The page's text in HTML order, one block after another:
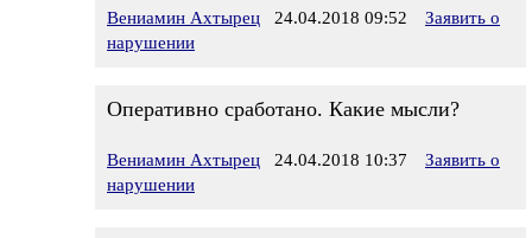
Вениамин Ахтырец 24.04.2018 09:52
Заявить о
нарушении
Оперативно сработано. Какие мысли?
Вениамин Ахтырец 24.04.2018 10:37
Заявить о
нарушении